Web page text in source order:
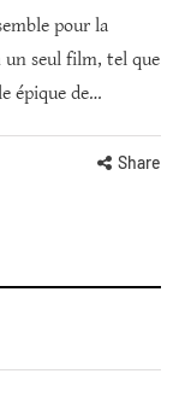
pour la
un seul film, tel que
épique de…
Share